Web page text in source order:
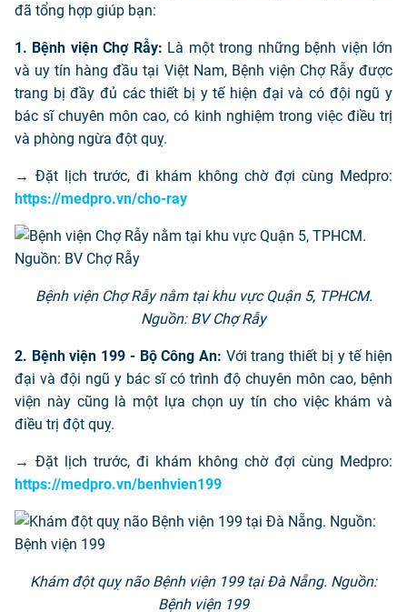
đã tổng hợp giúp bạn:
1. Bệnh viện Chợ Rẫy: Là một trong những bệnh viện lớn
và uy tín hàng đầu tại Việt Nam, Bệnh viện Chợ Rẫy được
trang bị đầy đủ các thiết bị y tế hiện đại và có đội ngũ y
bác sĩ chuyên môn cao, có kinh nghiệm trong việc điều trị
và phòng ngừa đột quỵ.
→ Đặt lịch trước, đi khám không chờ đợi cùng Medpro:
https://medpro.vn/cho-ray
Bệnh viện Chợ Rẫy nằm tại khu vực Quận 5, TPHCM.
Nguồn: BV Chợ Rẫy
2. Bệnh viện 199 - Bộ Công An: Với trang thiết bị y tế hiện
đại và đội ngũ y bác sĩ có trình độ chuyên môn cao, bệnh
viện này cũng là một lựa chọn uy tín cho việc khám và
điều trị đột quỵ.
→ Đặt lịch trước, đi khám không chờ đợi cùng Medpro:
https://medpro.vn/benhvien199
Khám đột quỵ não Bệnh viện 199 tại Đà Nẵng. Nguồn:
Bệnh viện 199